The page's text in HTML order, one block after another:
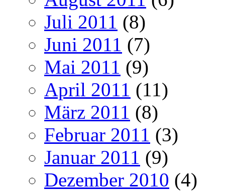
Juli 2011 (8)
Juni 2011 (7)
Mai 2011 (9)
April 2011 (11)
März 2011 (8)
Februar 2011 (3)
Januar 2011 (9)
Dezember 2010 (4)